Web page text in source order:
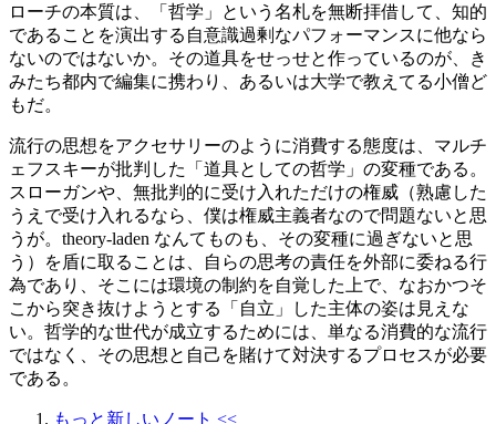
ローチの本質は、「哲学」という名札を無断拝借して、知的
であることを演出する自意識過剰なパフォーマンスに他なら
ないのではないか。その道具をせっせと作っているのが、き
みたち都内で編集に携わり、あるいは大学で教えてる小僧ど
もだ。
流行の思想をアクセサリーのように消費する態度は、マルチ
ェフスキーが批判した「道具としての哲学」の変種である。
スローガンや、無批判的に受け入れただけの権威（熟慮した
うえで受け入れるなら、僕は権威主義者なので問題ないと思
うが。theory-laden なんてものも、その変種に過ぎないと思
う）を盾に取ることは、自らの思考の責任を外部に委ねる行
為であり、そこには環境の制約を自覚した上で、なおかつそ
こから突き抜けようとする「自立」した主体の姿は見えな
い。哲学的な世代が成立するためには、単なる消費的な流行
ではなく、その思想と自己を賭けて対決するプロセスが必要
である。
もっと新しいノート <<